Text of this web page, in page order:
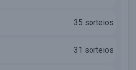
35 sorteios
31 sorteios